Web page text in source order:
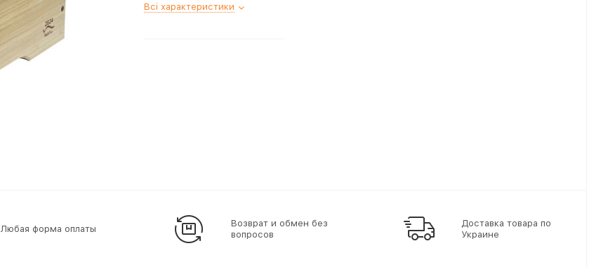
Всі характеристики
Любая форма оплаты
Возврат и обмен без
вопросов
Доставка товара по
Украине